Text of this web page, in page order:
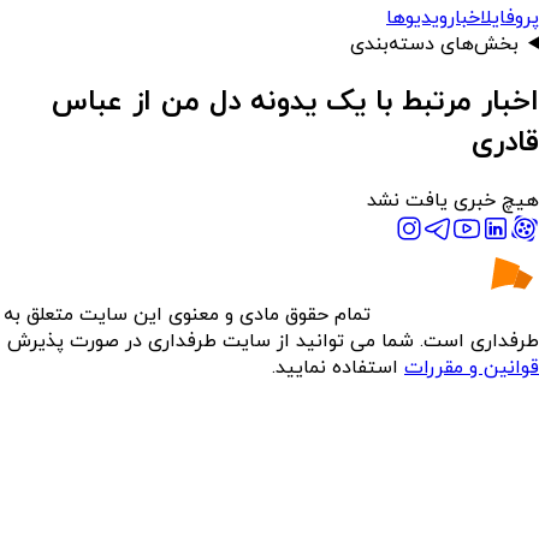
پروفایلاخبارویدیوها
بخش‌های دسته‌بندی
اخبار مرتبط با یک یدونه دل من از عباس
قادری
هیچ خبری یافت نشد
تمام حقوق مادی و معنوی این سایت متعلق به
طرفداری است. شما می توانید از سایت طرفداری در صورت پذیرش
قوانین و مقررات استفاده نمایید.